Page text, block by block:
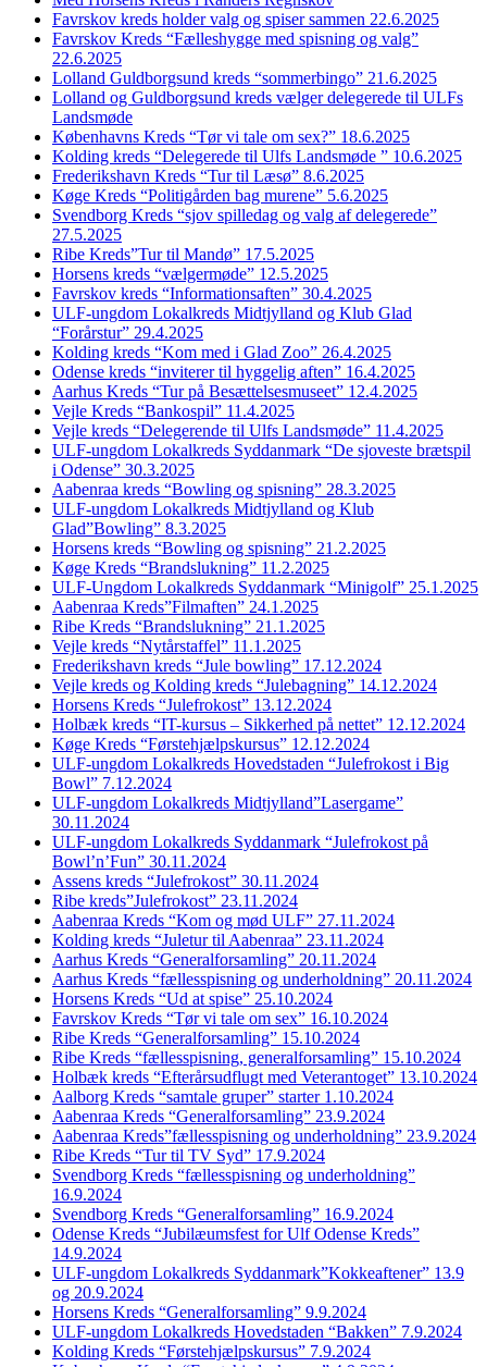
Favrskov kreds holder valg og spiser sammen 22.6.2025
Favrskov Kreds “Fælleshygge med spisning og valg”
22.6.2025
Lolland Guldborgsund kreds “sommerbingo” 21.6.2025
Lolland og Guldborgsund kreds vælger delegerede til ULFs
Landsmøde
Københavns Kreds “Tør vi tale om sex?” 18.6.2025
Kolding kreds “Delegerede til Ulfs Landsmøde ” 10.6.2025
Frederikshavn Kreds “Tur til Læsø” 8.6.2025
Køge Kreds “Politigården bag murene” 5.6.2025
Svendborg Kreds “sjov spilledag og valg af delegerede”
27.5.2025
Ribe Kreds”Tur til Mandø” 17.5.2025
Horsens kreds “vælgermøde” 12.5.2025
Favrskov kreds “Informationsaften” 30.4.2025
ULF-ungdom Lokalkreds Midtjylland og Klub Glad
“Forårstur” 29.4.2025
Kolding kreds “Kom med i Glad Zoo” 26.4.2025
Odense kreds “inviterer til hyggelig aften” 16.4.2025
Aarhus Kreds “Tur på Besættelsesmuseet” 12.4.2025
Vejle Kreds “Bankospil” 11.4.2025
Vejle kreds “Delegerende til Ulfs Landsmøde” 11.4.2025
ULF-ungdom Lokalkreds Syddanmark “De sjoveste brætspil
i Odense” 30.3.2025
Aabenraa kreds “Bowling og spisning” 28.3.2025
ULF-ungdom Lokalkreds Midtjylland og Klub
Glad”Bowling” 8.3.2025
Horsens kreds “Bowling og spisning” 21.2.2025
Køge Kreds “Brandslukning” 11.2.2025
ULF-Ungdom Lokalkreds Syddanmark “Minigolf” 25.1.2025
Aabenraa Kreds”Filmaften” 24.1.2025
Ribe Kreds “Brandslukning” 21.1.2025
Vejle kreds “Nytårstaffel” 11.1.2025
Frederikshavn kreds “Jule bowling” 17.12.2024
Vejle kreds og Kolding kreds “Julebagning” 14.12.2024
Horsens Kreds “Julefrokost” 13.12.2024
Holbæk kreds “IT-kursus – Sikkerhed på nettet” 12.12.2024
Køge Kreds “Førstehjælpskursus” 12.12.2024
ULF-ungdom Lokalkreds Hovedstaden “Julefrokost i Big
Bowl” 7.12.2024
ULF-ungdom Lokalkreds Midtjylland”Lasergame”
30.11.2024
ULF-ungdom Lokalkreds Syddanmark “Julefrokost på
Bowl’n’Fun” 30.11.2024
Assens kreds “Julefrokost” 30.11.2024
Ribe kreds”Julefrokost” 23.11.2024
Aabenraa Kreds “Kom og mød ULF” 27.11.2024
Kolding kreds “Juletur til Aabenraa” 23.11.2024
Aarhus Kreds “Generalforsamling” 20.11.2024
Aarhus Kreds “fællesspisning og underholdning” 20.11.2024
Horsens Kreds “Ud at spise” 25.10.2024
Favrskov Kreds “Tør vi tale om sex” 16.10.2024
Ribe Kreds “Generalforsamling” 15.10.2024
Ribe Kreds “fællesspisning, generalforsamling” 15.10.2024
Holbæk kreds “Efterårsudflugt med Veterantoget” 13.10.2024
Aalborg Kreds “samtale gruper” starter 1.10.2024
Aabenraa Kreds “Generalforsamling” 23.9.2024
Aabenraa Kreds”fællesspisning og underholdning” 23.9.2024
Ribe Kreds “Tur til TV Syd” 17.9.2024
Svendborg Kreds “fællesspisning og underholdning”
16.9.2024
Svendborg Kreds “Generalforsamling” 16.9.2024
Odense Kreds “Jubilæumsfest for Ulf Odense Kreds”
14.9.2024
ULF-ungdom Lokalkreds Syddanmark”Kokkeaftener” 13.9
og 20.9.2024
Horsens Kreds “Generalforsamling” 9.9.2024
ULF-ungdom Lokalkreds Hovedstaden “Bakken” 7.9.2024
Kolding Kreds “Førstehjælpskursus” 7.9.2024